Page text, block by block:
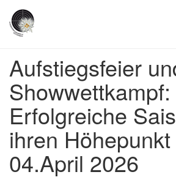
Aufstiegsfeier
Showwettkampf:
Erfolgreiche
ihren
04.April 2026